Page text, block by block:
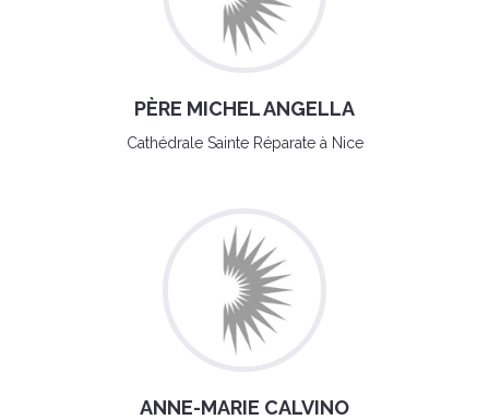
PÈRE MICHEL ANGELLA
Cathédrale Sainte Réparate à Nice
ANNE-MARIE CALVINO